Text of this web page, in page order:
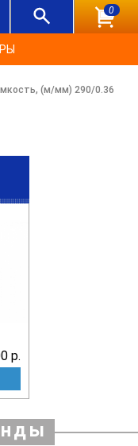
0
(м/мм) 290/0.36
р.